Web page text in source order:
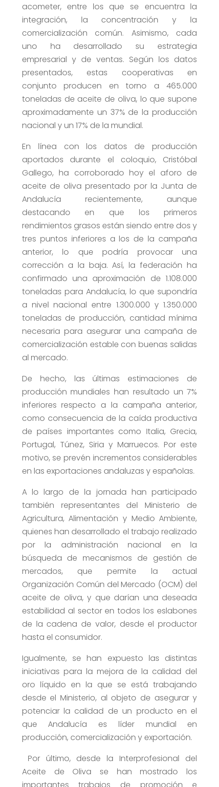
acometer, entre los que se encuentra la
integración, la concentración y la
comercialización común. Asimismo, cada
uno ha desarrollado su estrategia
empresarial y de ventas. Según los datos
presentados, estas cooperativas en
conjunto producen en torno a 465.000
toneladas de aceite de oliva, lo que supone
aproximadamente un 37% de la producción
nacional y un 17% de la mundial.
En línea con los datos de producción
aportados durante el coloquio, Cristóbal
Gallego, ha corroborado hoy el aforo de
aceite de oliva presentado por la Junta de
Andalucía recientemente, aunque
destacando en que los primeros
rendimientos grasos están siendo entre dos y
tres puntos inferiores a los de la campaña
anterior, lo que podría provocar una
corrección a la baja. Así, la federación ha
confirmado una aproximación de 1.108.000
toneladas para Andalucía, lo que supondría
a nivel nacional entre 1.300.000 y 1.350.000
toneladas de producción, cantidad mínima
necesaria para asegurar una campaña de
comercialización estable con buenas salidas
al mercado.
De hecho, las últimas estimaciones de
producción mundiales han resultado un 7%
inferiores respecto a la campaña anterior,
como consecuencia de la caída productiva
de países importantes como Italia, Grecia,
Portugal, Túnez, Siria y Marruecos. Por este
motivo, se prevén incrementos considerables
en las exportaciones andaluzas y españolas.
A lo largo de la jornada han participado
también representantes del Ministerio de
Agricultura, Alimentación y Medio Ambiente,
quienes han desarrollado el trabajo realizado
por la administración nacional en la
búsqueda de mecanismos de gestión de
mercados, que permite la actual
Organización Común del Mercado (OCM) del
aceite de oliva, y que darían una deseada
estabilidad al sector en todos los eslabones
de la cadena de valor, desde el productor
hasta el consumidor.
Igualmente, se han expuesto las distintas
iniciativas para la mejora de la calidad del
oro líquido en la que se está trabajando
desde el Ministerio, al objeto de asegurar y
potenciar la calidad de un producto en el
que Andalucía es líder mundial en
producción, comercialización y exportación.
Por último, desde la Interprofesional del
Aceite de Oliva se han mostrado los